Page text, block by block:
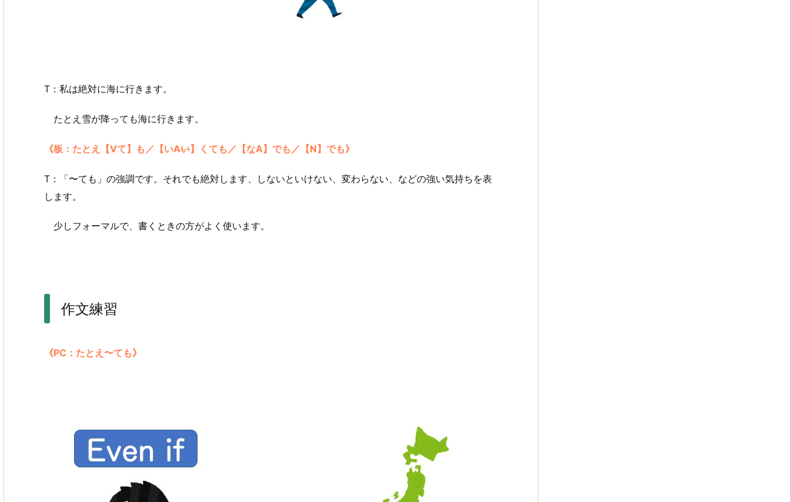
T：私は絶対に海に行きます。
たとえ雪が降っても海に行きます。
《板：たとえ【Vて】も／【いAい】くても／【なA】でも／【N】でも》
T：「〜ても」の強調です。それでも絶対します、しないといけない、変わらない、などの強い気持ちを表
します。
少しフォーマルで、書くときの方がよく使います。
作文練習
《PC：たとえ〜ても》